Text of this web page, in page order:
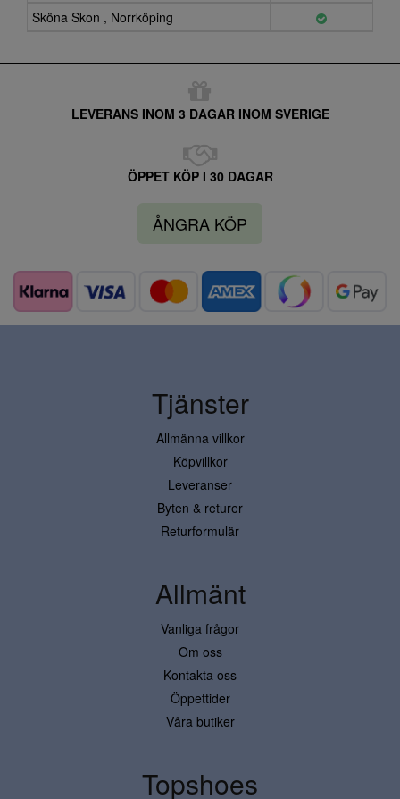
Sköna Skon , Norrköping
LEVERANS INOM 3 DAGAR INOM SVERIGE
ÖPPET KÖP I 30 DAGAR
ÅNGRA KÖP
Tjänster
Allmänna villkor
Köpvillkor
Leveranser
Byten & returer
Returformulär
Allmänt
Vanliga frågor
Om oss
Kontakta oss
Öppettider
Våra butiker
Topshoes